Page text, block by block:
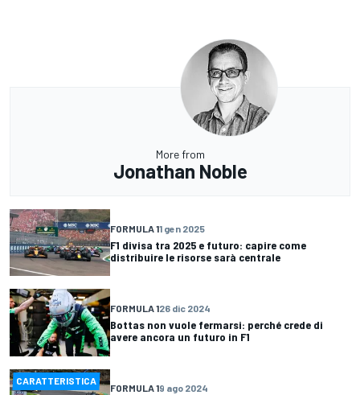
More from
Jonathan Noble
FORMULA 11 gen 2025
F1 divisa tra 2025 e futuro: capire come
distribuire le risorse sarà centrale
FORMULA 126 dic 2024
Bottas non vuole fermarsi: perché crede di
avere ancora un futuro in F1
CARATTERISTICA
FORMULA 19 ago 2024